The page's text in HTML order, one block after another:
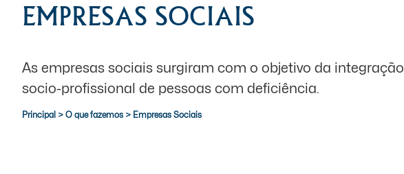
EMPRESAS SOCIAIS
As empresas sociais surgiram com o objetivo da integração
socio-profissional de pessoas com deficiência.
Principal > O que fazemos > Empresas Sociais